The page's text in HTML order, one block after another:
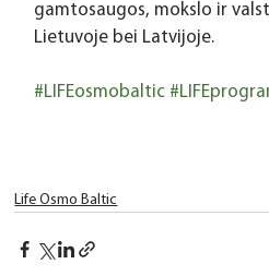
gamtosaugos, mokslo ir
Lietuvoje bei Latvijoje.
#LIFEosmobaltic
Life Osmo Baltic